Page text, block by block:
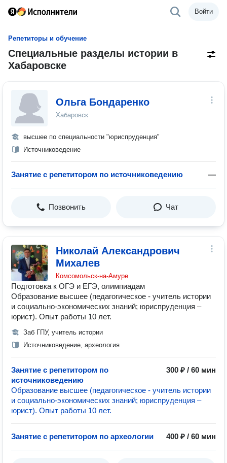
Войти
Репетиторы и обучение
Специальные разделы истории в
Хабаровске
Ольга Бондаренко
Хабаровск
высшее по специальности "юриспруденция"
Источниковедение
Занятие с репетитором по источниковедению —
Позвонить Чат
Николай Александрович
Михалев
Комсомольск-на-Амуре
Подготовка к ОГЭ и ЕГЭ, олимпиадам
Образование высшее (педагогическое - учитель истории
и социально-экономических знаний; юриспруденция –
юрист). Опыт работы 10 лет.
Заб ГПУ, учитель истории
Источниковедение, археология
Занятие с репетитором по
источниковедению
300 ₽ / 60 мин
Образование высшее (педагогическое - учитель истории
и социально-экономических знаний; юриспруденция –
юрист). Опыт работы 10 лет.
Занятие с репетитором по археологии 400 ₽ / 60 мин